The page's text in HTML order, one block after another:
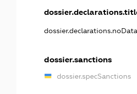
dossier.declarations.noData
dossier.sanctions
dossier.specSanctions